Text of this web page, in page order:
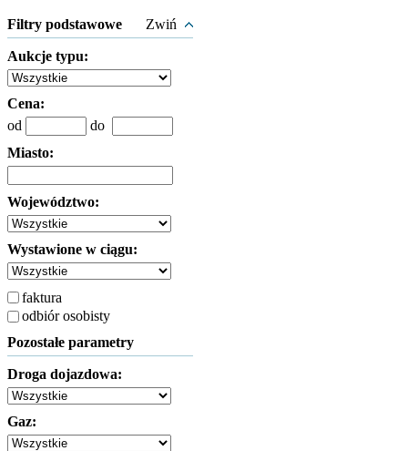
Filtry podstawowe Zwiń
Aukcje typu:
Cena:
od
do
Miasto:
Województwo:
Wystawione w ciągu:
faktura
odbiór osobisty
Pozostałe parametry
Droga dojazdowa:
Gaz: